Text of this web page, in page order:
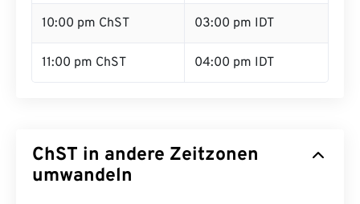
10:00 pm ChST 03:00 pm IDT
11:00 pm ChST 04:00 pm IDT
ChST in andere Zeitzonen
umwandeln